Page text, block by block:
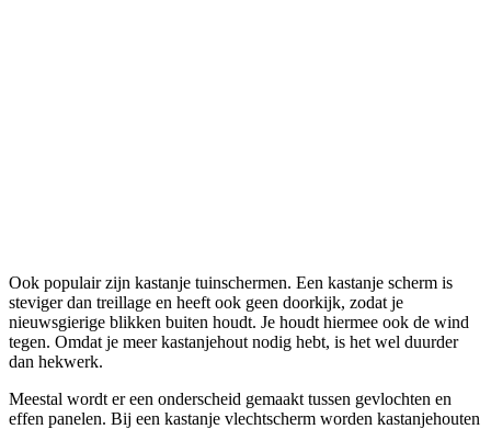
Ook populair zijn kastanje tuinschermen. Een kastanje scherm is
steviger dan treillage en heeft ook geen doorkijk, zodat je
nieuwsgierige blikken buiten houdt. Je houdt hiermee ook de wind
tegen. Omdat je meer kastanjehout nodig hebt, is het wel duurder
dan hekwerk.
Meestal wordt er een onderscheid gemaakt tussen gevlochten en
effen panelen. Bij een kastanje vlechtscherm worden kastanjehouten